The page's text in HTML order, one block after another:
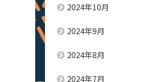
2024年10月
2024年9月
2024年8月
2024年7月